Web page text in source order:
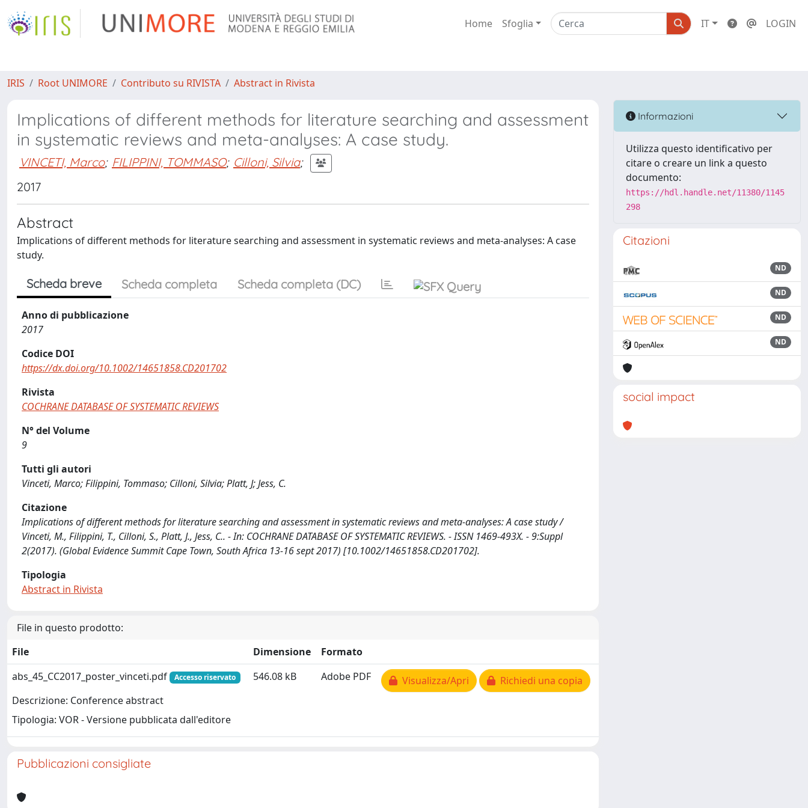
Home Sfoglia IT LOGIN
IRIS Root UNIMORE Contributo su RIVISTA Abstract in Rivista
Implications of different methods for literature searching and assessment
in systematic reviews and meta-analyses: A case study.
VINCETI, Marco; FILIPPINI, TOMMASO; Cilloni, Silvia;
2017
Abstract
Implications of different methods for literature searching and assessment in systematic reviews and meta-analyses: A case
study.
Scheda breve Scheda completa Scheda completa (DC)
Anno di pubblicazione
2017
Codice DOI
https://dx.doi.org/10.1002/14651858.CD201702
Rivista
COCHRANE DATABASE OF SYSTEMATIC REVIEWS
N° del Volume
9
Tutti gli autori
Vinceti, Marco; Filippini, Tommaso; Cilloni, Silvia; Platt, J; Jess, C.
Citazione
Implications of different methods for literature searching and assessment in systematic reviews and meta-analyses: A case study /
Vinceti, M., Filippini, T., Cilloni, S., Platt, J., Jess, C.. - In: COCHRANE DATABASE OF SYSTEMATIC REVIEWS. - ISSN 1469-493X. - 9:Suppl
2(2017). (Global Evidence Summit Cape Town, South Africa 13-16 sept 2017) [10.1002/14651858.CD201702].
Tipologia
Abstract in Rivista
File in questo prodotto:
File
Dimensione
Formato
abs_45_CC2017_poster_vinceti.pdf
Accesso riservato
Descrizione: Conference abstract
Tipologia: VOR - Versione pubblicata dall'editore
546.08 kB Adobe PDF Visualizza/Apri Richiedi una copia
Pubblicazioni consigliate
Informazioni
Utilizza questo identificativo per
citare o creare un link a questo
documento:
https://hdl.handle.net/11380/1145
298
Citazioni
ND
ND
ND
ND
social impact